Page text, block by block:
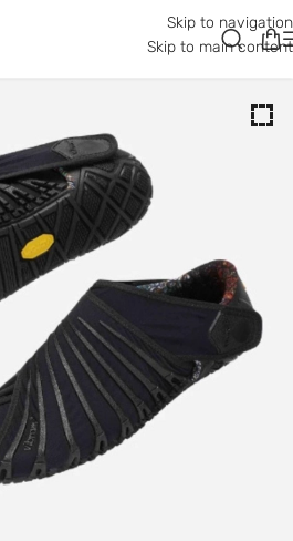
Skip to navigation
Skip to main content